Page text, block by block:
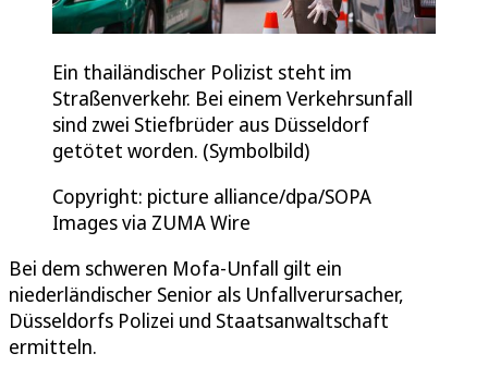
Ein thailändischer Polizist steht im
Straßenverkehr. Bei einem Verkehrsunfall
sind zwei Stiefbrüder aus Düsseldorf
getötet worden. (Symbolbild)
Copyright: picture alliance/dpa/SOPA
Images via ZUMA Wire
Bei dem schweren Mofa-Unfall gilt ein
niederländischer Senior als Unfallverursacher,
Düsseldorfs Polizei und Staatsanwaltschaft
ermitteln.